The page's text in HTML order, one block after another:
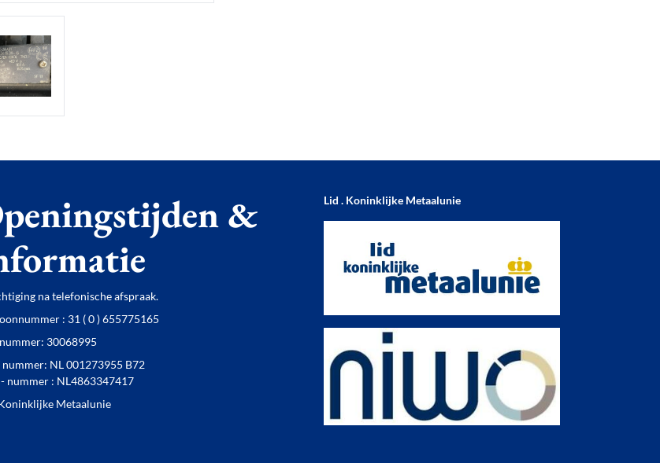
&
na telefonische afspraak.
: 31 ( 0 ) 655775165
30068995
nummer: NL 001273955 B72
nummer : NL4863347417
Metaalunie
Lid . Koninklijke Metaalunie